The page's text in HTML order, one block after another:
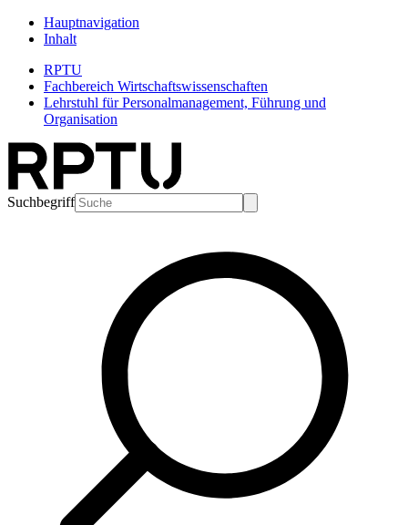
Hauptnavigation
Inhalt
RPTU
Fachbereich Wirtschaftswissenschaften
Lehrstuhl für Personalmanagement, Führung und
Organisation
Suchbegriff